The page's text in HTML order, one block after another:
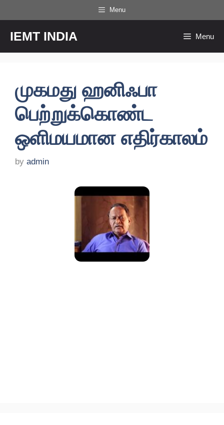
to
content
Menu
IEMT INDIA Menu
முகமது ஹனிஃபா
பெற்றுக்கொண்ட
ஒளிமயமான எதிர்காலம்
by admin